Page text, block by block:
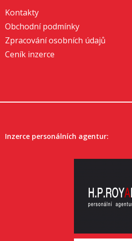
Kontakty
Obchodní podmínky
Zpracování osobních údajů
Ceník inzerce
Inzerce personálních agentur: